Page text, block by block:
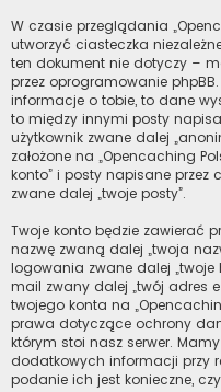
W czasie przeglądania
utworzyć ciasteczka
ten dokument nie dotyczy –
przez oprogramowanie
informacje o tobie, to dane
to między innymi posty
użytkownik zwane dalej
założone na „Opencaching
konto” i posty napisane przez
zwane dalej „twoje posty”.
Twoje konto będzie zawierać
nazwę zwaną dalej „twoja
logowania zwane dalej „twoje
mail zwany dalej „twój adres
twojego konta na
prawa dotyczące ochrony
którym stoi nasz serwer.
dodatkowych informacji przy
podanie ich jest konieczne,